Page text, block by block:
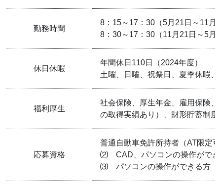
勤務時間
8：15～17：30（5月21日～11月
8：30～17：30（11月21日～5月
休日休暇
年間休日110日（2024年度）
土曜、日曜、祝祭日、夏季休暇
福利厚生
社会保険、厚生年金、雇用保険
の取得実績あり）、財形貯蓄制度
応募資格
普通自動車免許所持者（AT限定
⑵ CAD、パソコンの操作ができ
⑶ パソコンの操作ができる方